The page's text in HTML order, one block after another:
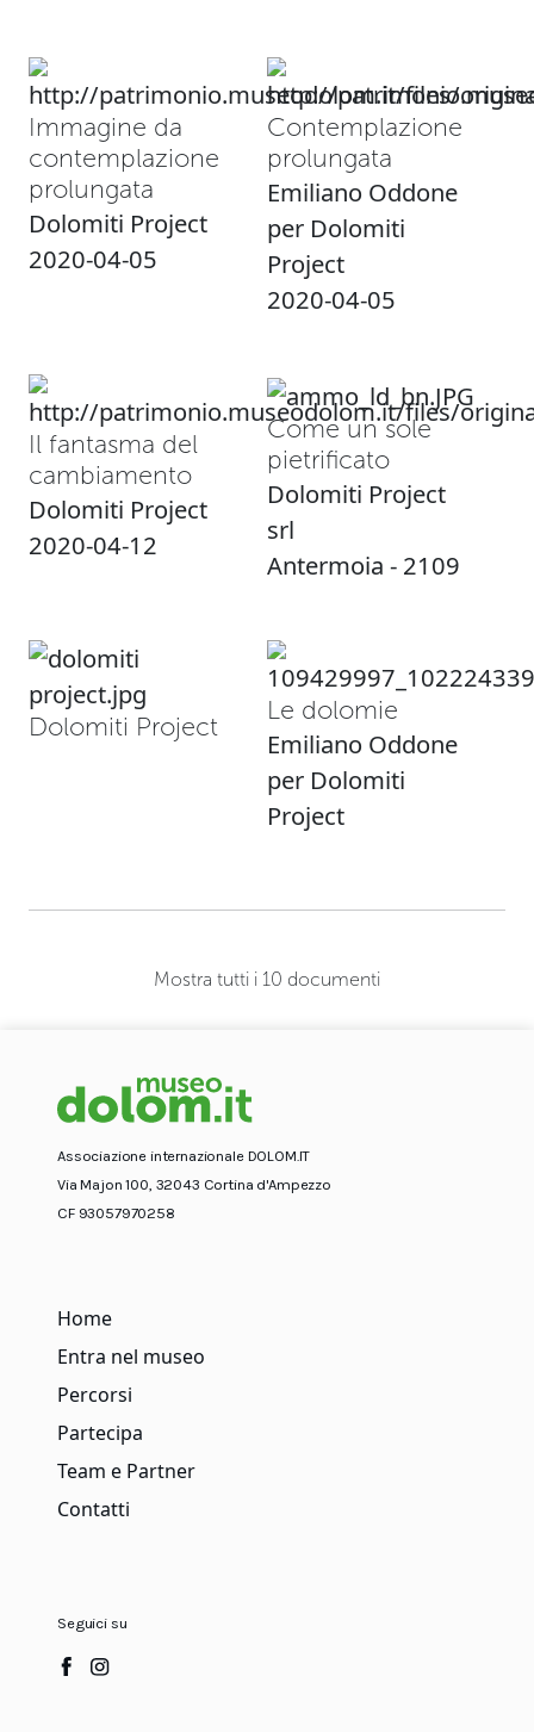
Immagine da
contemplazione
prolungata
Dolomiti Project
2020-04-05
Contemplazione
prolungata
Emiliano Oddone
per Dolomiti
Project
2020-04-05
Il fantasma del
cambiamento
Dolomiti Project
2020-04-12
Come un sole
pietrificato
Dolomiti Project
srl
Antermoia - 2109
Dolomiti Project
Le dolomie
Emiliano Oddone
per Dolomiti
Project
Mostra tutti i 10 documenti
Associazione internazionale DOLOM.IT
Via Majon 100, 32043 Cortina d'Ampezzo
CF 93057970258
Home
Entra nel museo
Percorsi
Partecipa
Team e Partner
Contatti
Seguici su